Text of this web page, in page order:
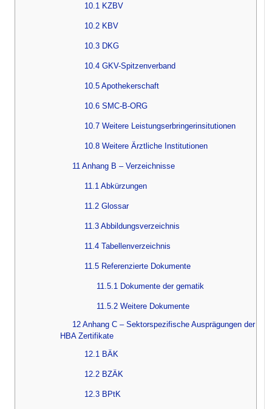
10.1 KZBV
10.2 KBV
10.3 DKG
10.4 GKV-Spitzenverband
10.5 Apothekerschaft
10.6 SMC-B-ORG
10.7 Weitere Leistungserbringerinsitutionen
10.8 Weitere Ärztliche Institutionen
11 Anhang B – Verzeichnisse
11.1 Abkürzungen
11.2 Glossar
11.3 Abbildungsverzeichnis
11.4 Tabellenverzeichnis
11.5 Referenzierte Dokumente
11.5.1 Dokumente der gematik
11.5.2 Weitere Dokumente
12 Anhang C – Sektorspezifische Ausprägungen der
HBA Zertifikate
12.1 BÄK
12.2 BZÄK
12.3 BPtK